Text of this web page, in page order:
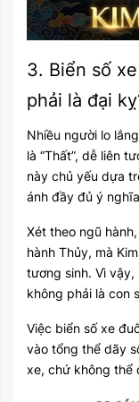
3. Biển số
phải là đại
Nhiều người lo
là “Thất”, dễ liên
này chủ yếu dựa
ánh đầy đủ ý
Xét theo ngũ
hành Thủy, mà
tương sinh. Vì
không phải là con
Việc biển số xe
vào tổng thể dãy
xe, chứ không thể